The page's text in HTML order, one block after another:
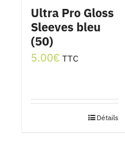
Ultra Pro Gloss
Sleeves bleu
(50)
5.00€ TTC
Détails